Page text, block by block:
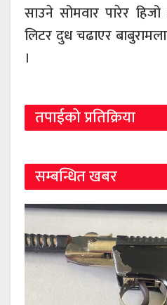
साउने सोमवार पारेर
लिटर दुध चढाएर
।
तपाईको प्रतिक्रिया
सम्बन्धित खबर